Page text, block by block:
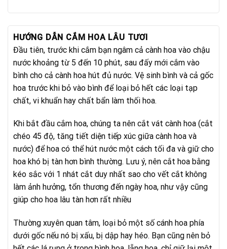
HƯỚNG DẪN CẮM HOA LÂU TƯƠI
Đầu tiên, trước khi cắm bạn ngâm cả cành hoa vào chậu
nước khoảng từ 5 đến 10 phút, sau đấy mới cắm vào
bình cho cả cành hoa hút đủ nước. Vệ sinh bình và cả gốc
hoa trước khi bỏ vào bình để loại bỏ hết các loại tạp
chất, vi khuẩn hay chất bẩn làm thối hoa.
Khi bắt đầu cắm hoa, chúng ta nên cắt vát cành hoa (cắt
chéo 45 độ, tăng tiết diện tiếp xúc giữa cành hoa và
nước) để hoa có thể hút nước một cách tối đa và giữ cho
hoa khó bị tàn hơn bình thường. Lưu ý, nên cắt hoa bằng
kéo sắc với 1 nhát cắt duy nhất sao cho vết cắt không
làm ảnh hưởng, tổn thương đến ngày hoa, như vậy cũng
giúp cho hoa lâu tàn hơn rất nhiều
Thường xuyên quan tâm, loại bỏ một số cánh hoa phía
dưới gốc nếu nó bị xấu, bị dập hay héo. Bạn cũng nên bỏ